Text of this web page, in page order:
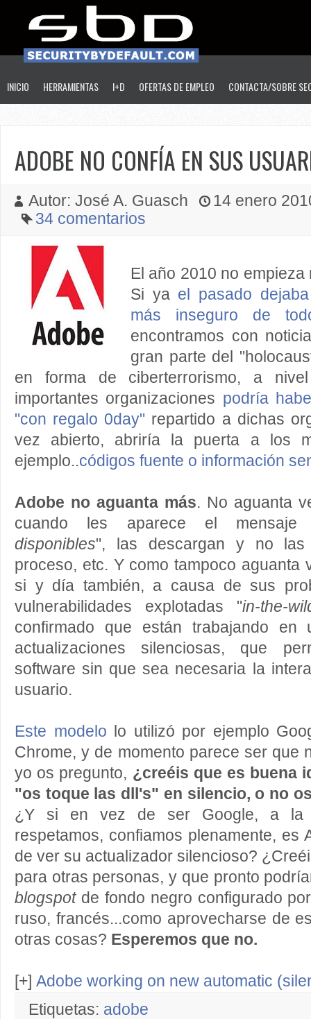
INICIO HERRAMIENTAS I+D OFERTAS DE EMPLEO CONTACTA/SOBRE
ADOBE NO CONFÍA EN SUS
Autor: José A. Guasch
14 enero
34 comentarios
El año 2010 no
Si ya el pasado
más inseguro de
encontramos con
gran parte del
en forma de ciberterrorismo, a
importantes organizaciones podría
"con regalo 0day" repartido a dichas
vez abierto, abriría la puerta a los
ejemplo..códigos fuente o información
Adobe no aguanta más. No aguanta
cuando les aparece el
disponibles", las descargan y no las
proceso, etc. Y como tampoco aguanta
si y día también, a causa de sus
vulnerabilidades explotadas "in-the-
confirmado que están trabajando en
actualizaciones silenciosas, que
software sin que sea necesaria la
usuario.
Este modelo lo utilizó por ejemplo
Chrome, y de momento parece ser que
yo os pregunto, ¿creéis que es buena
"os toque las dll's" en silencio, o no
¿Y si en vez de ser Google, a la
respetamos, confiamos plenamente, es
de ver su actualizador silencioso?
para otras personas, y que pronto
blogspot de fondo negro configurado
ruso, francés...como aprovecharse de
otras cosas? Esperemos que no.
[+] Adobe working on new automatic
Etiquetas: adobe